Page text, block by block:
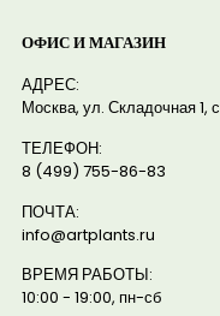
ОФИС И МАГАЗИН
АДРЕС:
Москва, ул. Складочная 1,
ТЕЛЕФОН:
8 (499) 755-86-83
ПОЧТА:
info@artplants.ru
ВРЕМЯ РАБОТЫ:
10:00 - 19:00, пн-сб